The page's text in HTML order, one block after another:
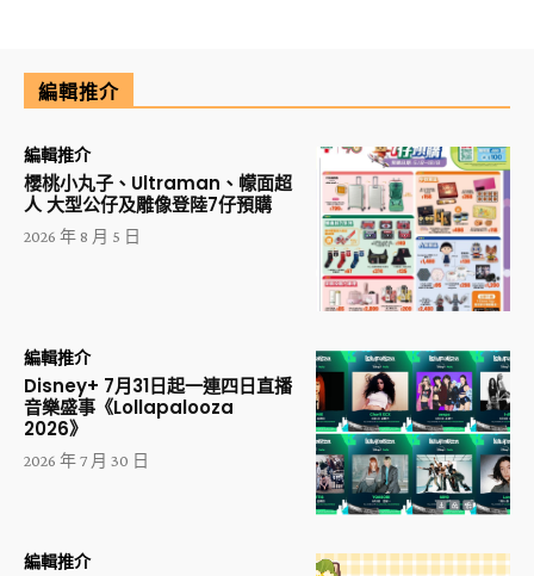
編輯推介
編輯推介
櫻桃小丸子、Ultraman、幪面超
人 大型公仔及雕像登陸7仔預購
2026 年 8 月 5 日
編輯推介
Disney+ 7月31日起一連四日直播
音樂盛事《Lollapalooza
2026》
2026 年 7 月 30 日
編輯推介